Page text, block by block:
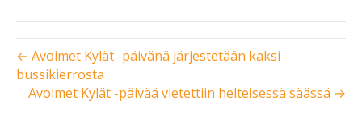
← Avoimet Kylät -päivänä järjestetään kaksi
bussikierrosta
Avoimet Kylät -päivää vietettiin helteisessä säässä →